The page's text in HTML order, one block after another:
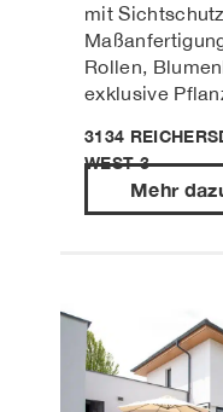
mit
Rollen,
exklusive
3134
EST 3
Mehr